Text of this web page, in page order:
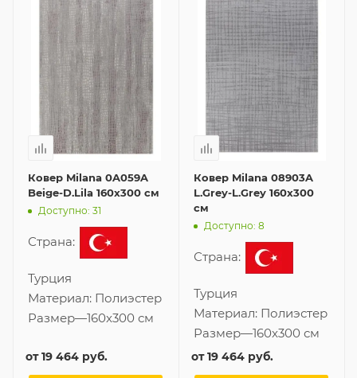
Ковер Milana 0A059A
Beige-D.Lila 160x300 см
Доступно: 31
Страна:
Турция
Материал: Полиэстер
Размер—160x300 см
от19 464 руб.
Ковер Milana 08903A
L.Grey-L.Grey 160x300
см
Доступно: 8
Страна:
Турция
Материал: Полиэстер
Размер—160x300 см
от19 464 руб.